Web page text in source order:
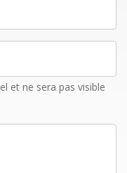
et ne sera pas visible